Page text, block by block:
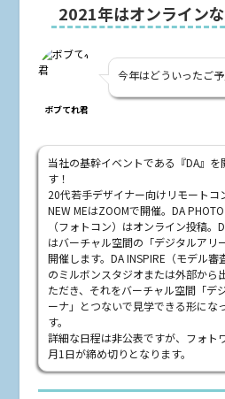
2021年はオンライン
ボブてれ君
今年はどういったご
当社の基幹イベントである『DA』を
す！
20代若手デザイナー向けリモートコ
NEW MEはZOOMで開催。DA
（フォトコン）はオンライン投稿。
はバーチャル空間の「デジタルアリ
開催します。DA INSPIRE（モデル審
のミルボンスタジオまたは外部から
ただき、それをバーチャル空間「デ
ーナ」とつないで見学できる形にな
す。
詳細な日程は非公表ですが、フォト
月1日が締め切りとなります。